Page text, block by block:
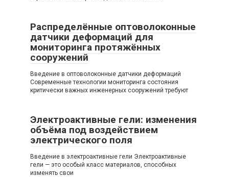
Распределённые оптоволоконные
датчики деформаций для
мониторинга протяжённых
сооружений
Введение в оптоволоконные датчики деформаций
Современные технологии мониторинга состояния
критически важных инженерных сооружений требуют
Электроактивные гели: изменения
объёма под воздействием
электрического поля
Введение в электроактивные гели Электроактивные
гели — это особый класс материалов, способных
изменять свои